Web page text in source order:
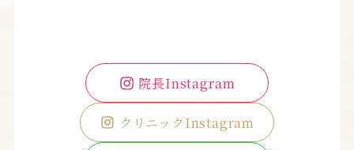
院長Instagram
クリニックInstagram